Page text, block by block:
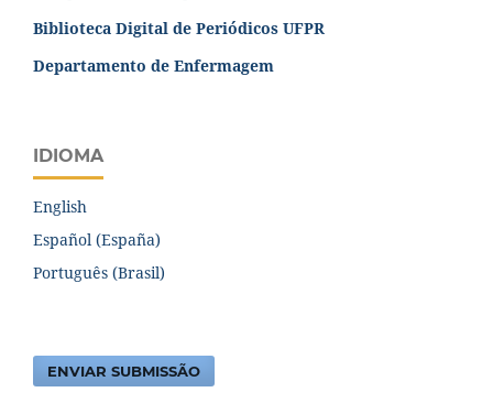
Biblioteca Digital de Periódicos UFPR
Departamento de Enfermagem
IDIOMA
English
Español (España)
Português (Brasil)
ENVIAR SUBMISSÃO